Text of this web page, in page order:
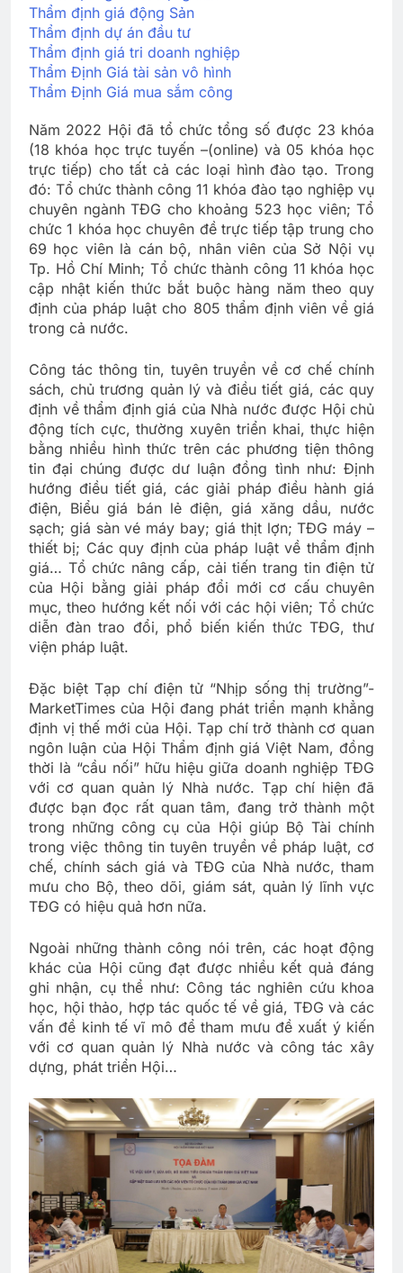
Thẩm định giá động Sản
Thẩm định dự án đầu tư
Thẩm định giá tri doanh nghiệp
Thẩm Định Giá tài sản vô hình
Thẩm Định Giá mua sắm công
Năm 2022 Hội đã tổ chức tổng số được 23 khóa
(18 khóa học trực tuyến –(online) và 05 khóa học
trực tiếp) cho tất cả các loại hình đào tạo. Trong
đó: Tổ chức thành công 11 khóa đào tạo nghiệp vụ
chuyên ngành TĐG cho khoảng 523 học viên; Tổ
chức 1 khóa học chuyên đề trực tiếp tập trung cho
69 học viên là cán bộ, nhân viên của Sở Nội vụ
Tp. Hồ Chí Minh; Tổ chức thành công 11 khóa học
cập nhật kiến thức bắt buộc hàng năm theo quy
định của pháp luật cho 805 thẩm định viên về giá
trong cả nước.
Công tác thông tin, tuyên truyền về cơ chế chính
sách, chủ trương quản lý và điều tiết giá, các quy
định về thẩm định giá của Nhà nước được Hội chủ
động tích cực, thường xuyên triển khai, thực hiện
bằng nhiều hình thức trên các phương tiện thông
tin đại chúng được dư luận đồng tình như: Định
hướng điều tiết giá, các giải pháp điều hành giá
điện, Biểu giá bán lẻ điện, giá xăng dầu, nước
sạch; giá sàn vé máy bay; giá thịt lợn; TĐG máy –
thiết bị; Các quy định của pháp luật về thẩm định
giá… Tổ chức nâng cấp, cải tiến trang tin điện tử
của Hội bằng giải pháp đổi mới cơ cấu chuyên
mục, theo hướng kết nối với các hội viên; Tổ chức
diễn đàn trao đổi, phổ biến kiến thức TĐG, thư
viện pháp luật.
Đặc biệt Tạp chí điện tử “Nhịp sống thị trường”-
MarketTimes của Hội đang phát triển mạnh khẳng
định vị thế mới của Hội. Tạp chí trở thành cơ quan
ngôn luận của Hội Thẩm định giá Việt Nam, đồng
thời là “cầu nối” hữu hiệu giữa doanh nghiệp TĐG
với cơ quan quản lý Nhà nước. Tạp chí hiện đã
được bạn đọc rất quan tâm, đang trở thành một
trong những công cụ của Hội giúp Bộ Tài chính
trong việc thông tin tuyên truyền về pháp luật, cơ
chế, chính sách giá và TĐG của Nhà nước, tham
mưu cho Bộ, theo dõi, giám sát, quản lý lĩnh vực
TĐG có hiệu quả hơn nữa.
Ngoài những thành công nói trên, các hoạt động
khác của Hội cũng đạt được nhiều kết quả đáng
ghi nhận, cụ thể như: Công tác nghiên cứu khoa
học, hội thảo, hợp tác quốc tế về giá, TĐG và các
vấn đề kinh tế vĩ mô để tham mưu đề xuất ý kiến
với cơ quan quản lý Nhà nước và công tác xây
dựng, phát triển Hội…